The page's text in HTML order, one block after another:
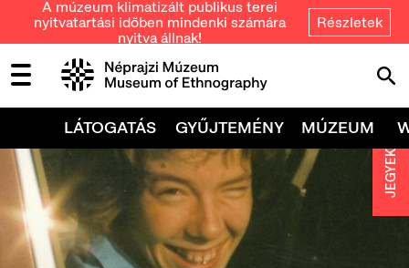
A múzeum klimatizált publikus terei
nyitvatartási időben mindenki számára
nyitva állnak!
Részletek
LÁTOGATÁS GYŰJTEMÉNY MÚZEUM
JEGYEK